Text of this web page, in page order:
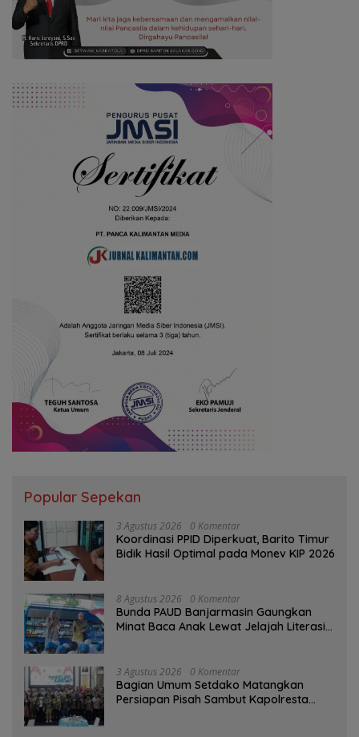
Popular Sepekan
3 Agustus 2026 0 Komentar
Koordinasi PPID Diperkuat, Barito Timur
Bidik Hasil Optimal pada Monev KIP 2026
8 Agustus 2026 0 Komentar
Bunda PAUD Banjarmasin Gaungkan
Minat Baca Anak Lewat Jelajah Literasi
3 Agustus 2026 0 Komentar
Bagian Umum Setdako Matangkan
Persiapan Pisah Sambut Kapolresta